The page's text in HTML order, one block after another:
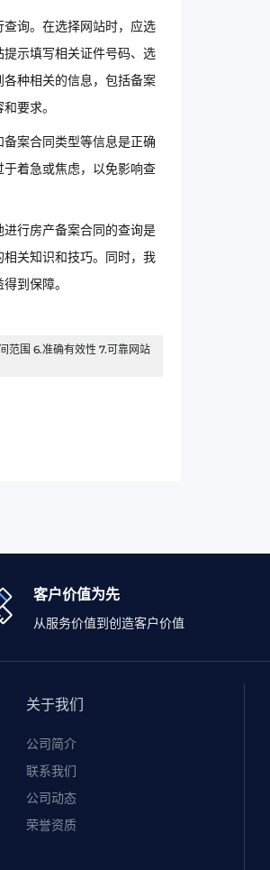
询。在选择网站时，应选
示填写相关证件号码、选
种相关的信息，包括备案
要求。
案合同类型等信息是正确
着急或焦虑，以免影响查
行房产备案合同的查询是
关知识和技巧。同时，我
到保障。
范围 6.准确有效性 7.可靠网站
客户价值为先
从服务价值到创造客户价值
关于我们
公司简介
联系我们
公司动态
荣誉资质